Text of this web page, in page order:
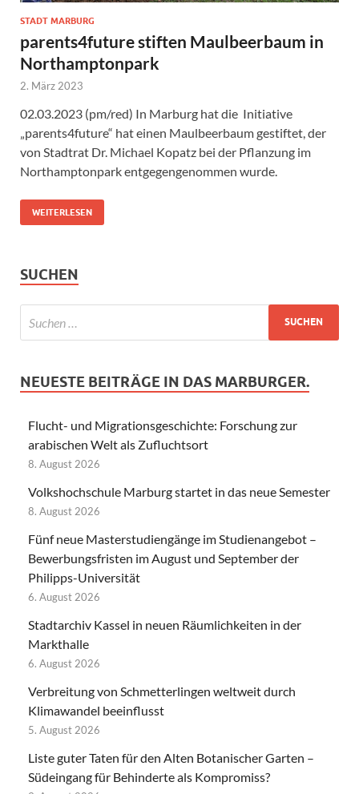
STADT MARBURG
parents4future stiften Maulbeerbaum in
Northamptonpark
2. März 2023
02.03.2023 (pm/red) In Marburg hat die Initiative
„parents4future“ hat einen Maulbeerbaum gestiftet, der
von Stadtrat Dr. Michael Kopatz bei der Pflanzung im
Northamptonpark entgegengenommen wurde.
WEITERLESEN
SUCHEN
NEUESTE BEITRÄGE IN DAS MARBURGER.
Flucht- und Migrationsgeschichte: Forschung zur
arabischen Welt als Zufluchtsort
8. August 2026
Volkshochschule Marburg startet in das neue Semester
8. August 2026
Fünf neue Masterstudiengänge im Studienangebot –
Bewerbungsfristen im August und September der
Philipps-Universität
6. August 2026
Stadtarchiv Kassel in neuen Räumlichkeiten in der
Markthalle
6. August 2026
Verbreitung von Schmetterlingen weltweit durch
Klimawandel beeinflusst
5. August 2026
Liste guter Taten für den Alten Botanischer Garten –
Südeingang für Behinderte als Kompromiss?